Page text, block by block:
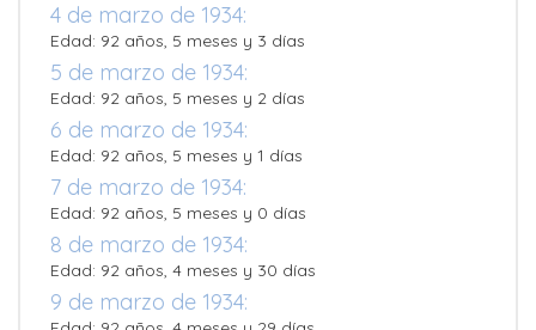
4 de marzo de 1934:
Edad: 92 años, 5 meses y 3 días
5 de marzo de 1934:
Edad: 92 años, 5 meses y 2 días
6 de marzo de 1934:
Edad: 92 años, 5 meses y 1 días
7 de marzo de 1934:
Edad: 92 años, 5 meses y 0 días
8 de marzo de 1934:
Edad: 92 años, 4 meses y 30 días
9 de marzo de 1934: